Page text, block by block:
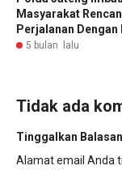
Masyarakat
Perjalanan Dengan
5 bulan lalu
Tidak ada
Tinggalkan Balasan
Alamat email Anda